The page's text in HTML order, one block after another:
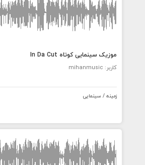
موزیک سینمایی کوتاه In Da Cut
کاربر: mihanmusic
زمینه / سینمایی